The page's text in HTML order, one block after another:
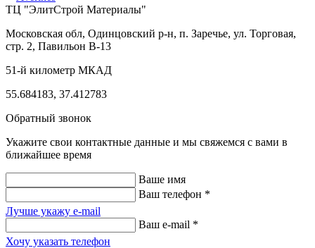
ТЦ "ЭлитСтрой Материалы"
Московская обл, Одинцовский р-н, п. Заречье, ул. Торговая,
стр. 2, Павильон В-13
51-й километр МКАД
55.684183, 37.412783
Обратный звонок
Укажите свои контактные данные и мы свяжемся с вами в
ближайшее время
Ваше имя
Ваш телефон *
Лучше укажу e-mail
Ваш e-mail *
Хочу указать телефон